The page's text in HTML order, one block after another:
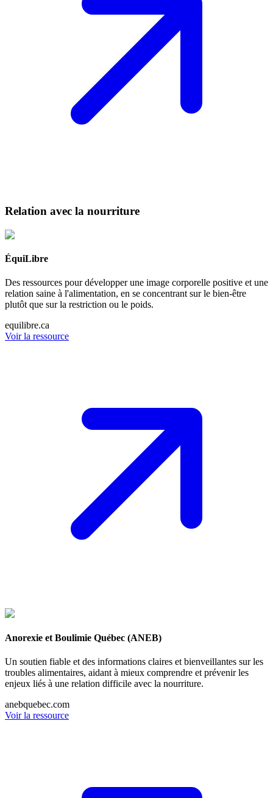
Relation avec la nourriture
ÉquiLibre
Des ressources pour développer une image corporelle positive et une
relation saine à l'alimentation, en se concentrant sur le bien-être
plutôt que sur la restriction ou le poids.
equilibre.ca
Voir la ressource
Anorexie et Boulimie Québec (ANEB)
Un soutien fiable et des informations claires et bienveillantes sur les
troubles alimentaires, aidant à mieux comprendre et prévenir les
enjeux liés à une relation difficile avec la nourriture.
anebquebec.com
Voir la ressource